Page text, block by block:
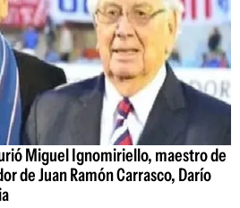
Miguel Ignomiriello, maestro de
de Juan Ramón Carrasco, Darío